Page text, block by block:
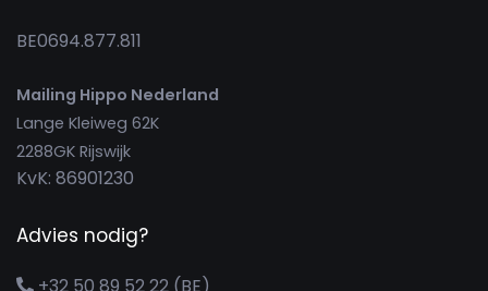
BE0694.877.811
Mailing Hippo Nederland
Lange Kleiweg 62K
2288GK Rijswijk
KvK: 86901230
Advies nodig?